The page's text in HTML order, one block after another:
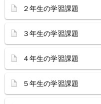
２年生の学習課題
３年生の学習課題
４年生の学習課題
５年生の学習課題